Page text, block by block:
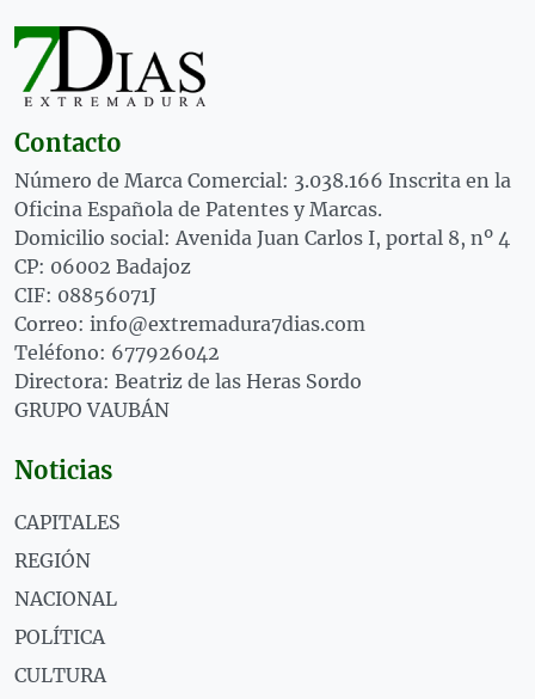
Contacto
Número de Marca Comercial: 3.038.166 Inscrita en la
Oficina Española de Patentes y Marcas.
Domicilio social: Avenida Juan Carlos I, portal 8, nº 4
CP: 06002 Badajoz
CIF: 08856071J
Correo: info@extremadura7dias.com
Teléfono: 677926042
Directora: Beatriz de las Heras Sordo
GRUPO VAUBÁN
Noticias
CAPITALES
REGIÓN
NACIONAL
POLÍTICA
CULTURA